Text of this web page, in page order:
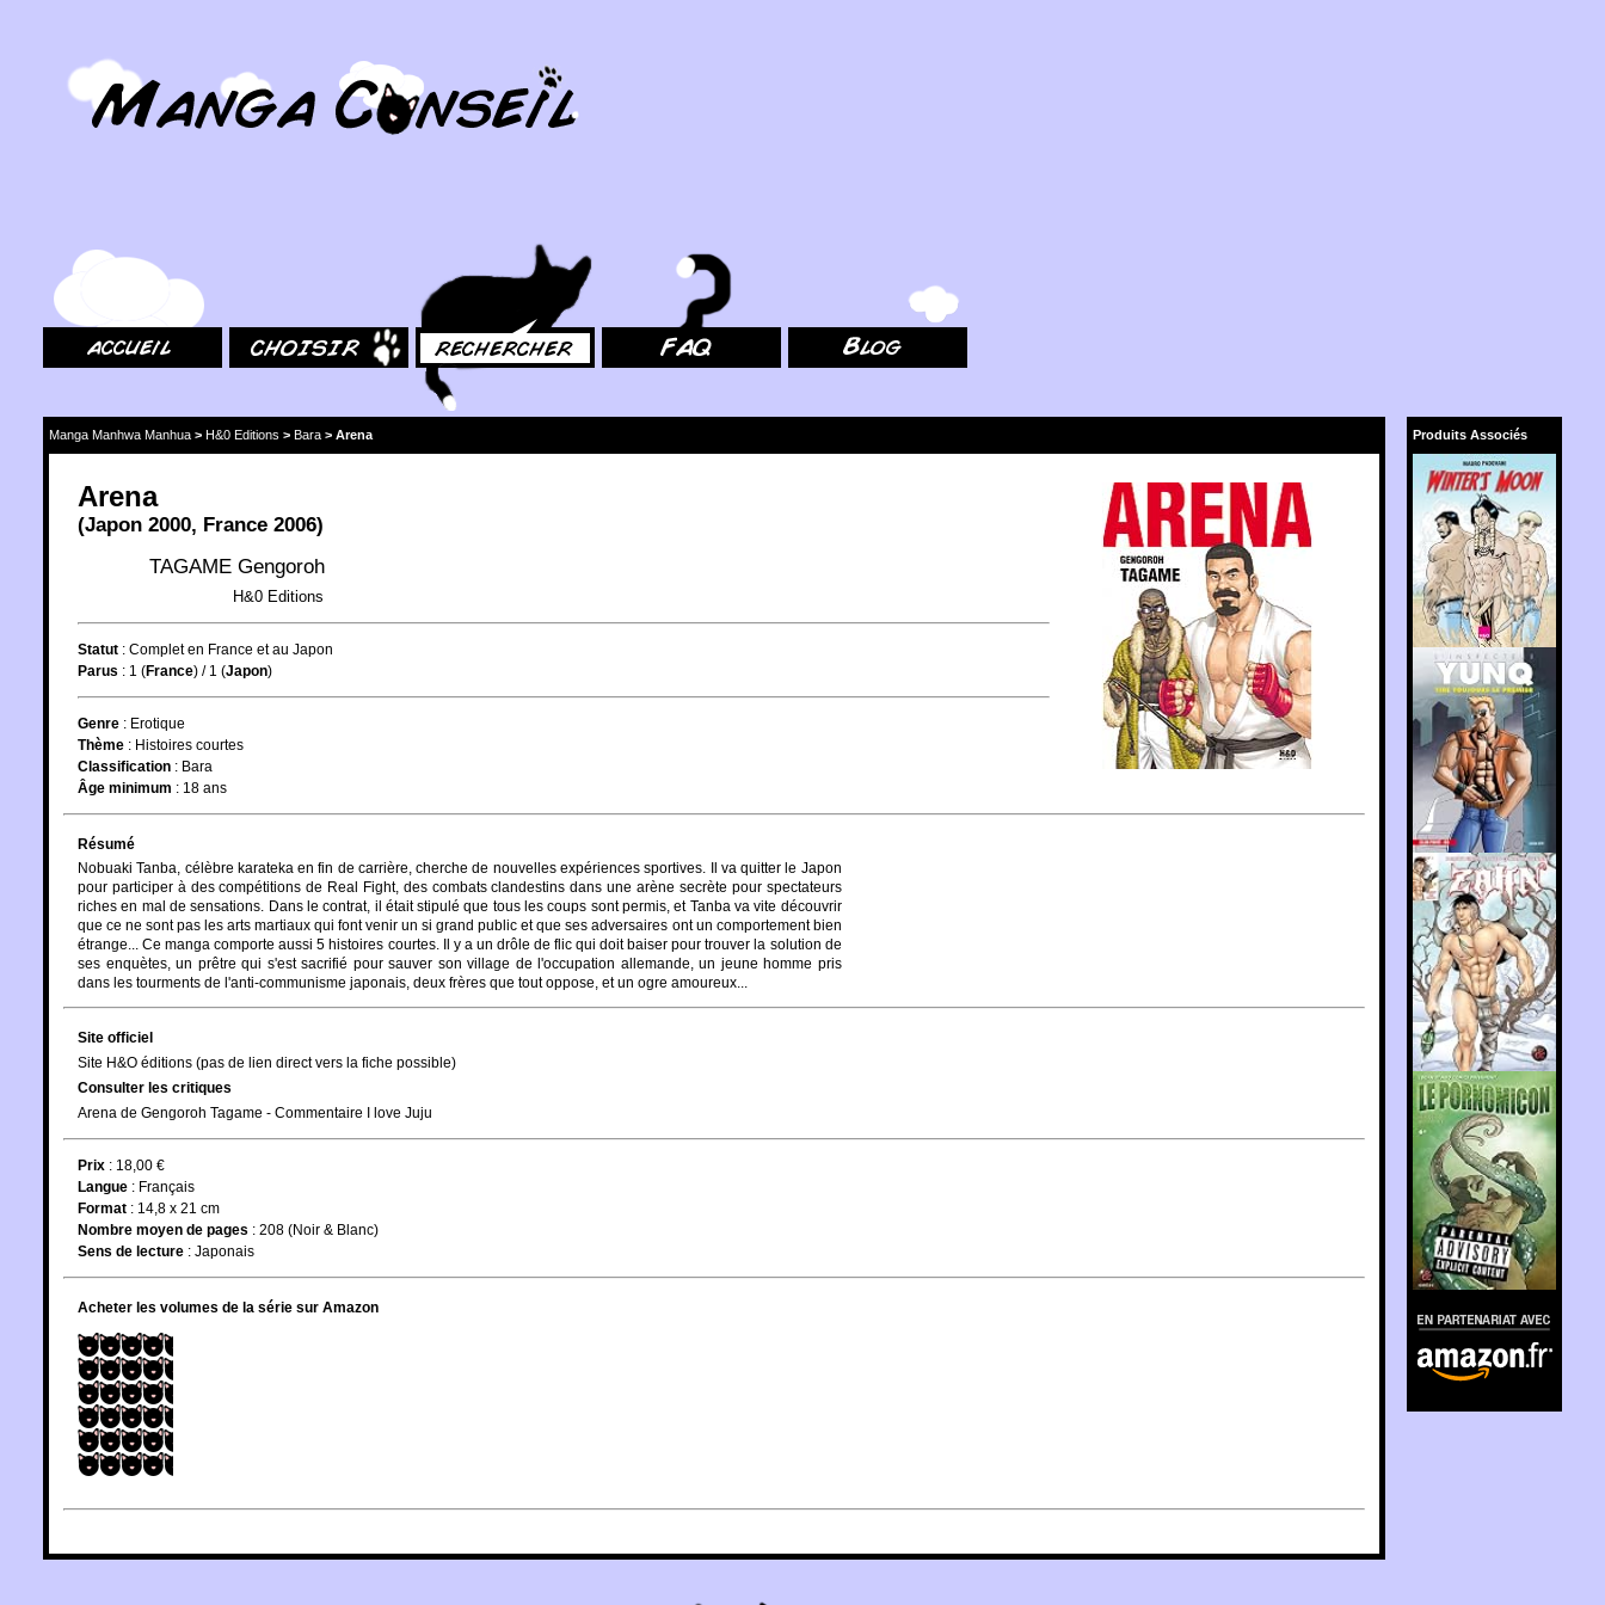
Produits Associés
Amazon.fr
Manga Manhwa Manhua > H&0 Editions > Bara > Arena
Arena
(Japon 2000, France 2006)
TAGAME Gengoroh
H&0 Editions
Statut : Complet en France et au Japon
Parus : 1 (France) / 1 (Japon)
Genre : Erotique
Thème : Histoires courtes
Classification : Bara
Âge minimum : 18 ans
Résumé
Nobuaki Tanba, célèbre karateka en fin de carrière, cherche de nouvelles expériences sportives. Il va quitter le Japon
pour participer à des compétitions de Real Fight, des combats clandestins dans une arène secrète pour spectateurs
riches en mal de sensations. Dans le contrat, il était stipulé que tous les coups sont permis, et Tanba va vite découvrir
que ce ne sont pas les arts martiaux qui font venir un si grand public et que ses adversaires ont un comportement bien
étrange... Ce manga comporte aussi 5 histoires courtes. Il y a un drôle de flic qui doit baiser pour trouver la solution de
ses enquètes, un prêtre qui s'est sacrifié pour sauver son village de l'occupation allemande, un jeune homme pris
dans les tourments de l'anti-communisme japonais, deux frères que tout oppose, et un ogre amoureux...
Site officiel
Site H&O éditions (pas de lien direct vers la fiche possible)
Consulter les critiques
Arena de Gengoroh Tagame - Commentaire I love Juju
Prix : 18,00 €
Langue : Français
Format : 14,8 x 21 cm
Nombre moyen de pages : 208 (Noir & Blanc)
Sens de lecture : Japonais
Acheter les volumes de la série sur Amazon